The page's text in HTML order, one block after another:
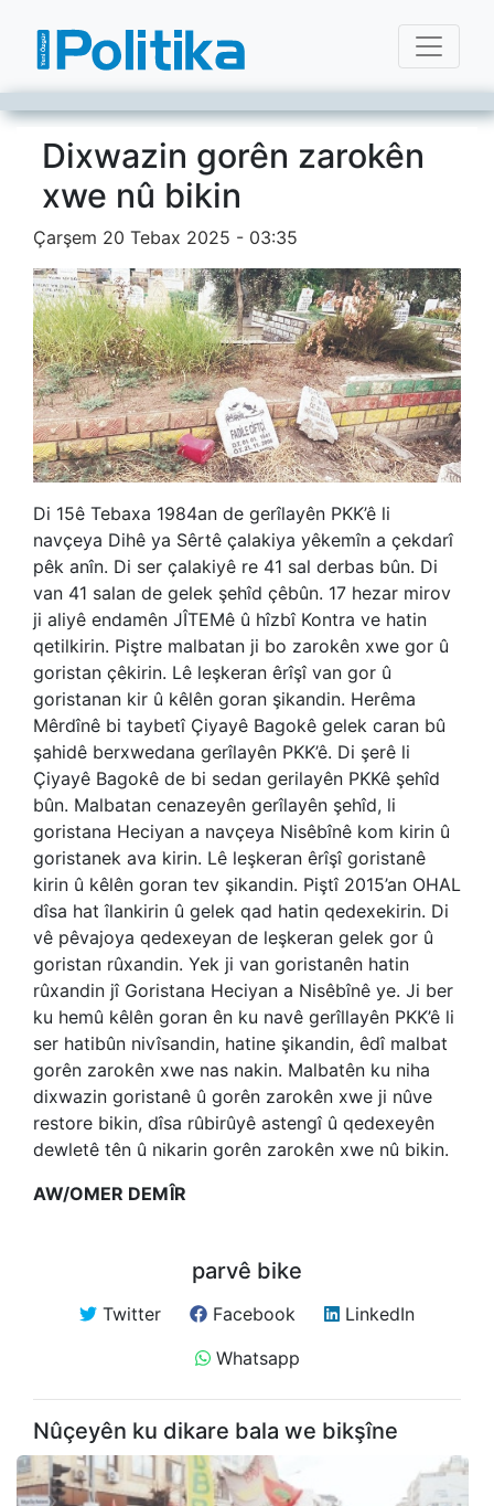
Dixwazin gorên zarokên
xwe nû bikin
Çarşem 20 Tebax 2025 - 03:35
Di 15ê Tebaxa 1984an de gerîlayên PKK’ê li
navçeya Dihê ya Sêrtê çalakiya yêkemîn a çekdarî
pêk anîn. Di ser çalakiyê re 41 sal derbas bûn. Di
van 41 salan de gelek şehîd çêbûn. 17 hezar mirov
ji aliyê endamên JÎTEMê û hîzbî Kontra ve hatin
qetilkirin. Piştre malbatan ji bo zarokên xwe gor û
goristan çêkirin. Lê leşkeran êrîşî van gor û
goristanan kir û kêlên goran şikandin. Herêma
Mêrdînê bi taybetî Çiyayê Bagokê gelek caran bû
şahidê berxwedana gerîlayên PKK’ê. Di şerê li
Çiyayê Bagokê de bi sedan gerilayên PKKê şehîd
bûn. Malbatan cenazeyên gerîlayên şehîd, li
goristana Heciyan a navçeya Nisêbînê kom kirin û
goristanek ava kirin. Lê leşkeran êrîşî goristanê
kirin û kêlên goran tev şikandin. Piştî 2015’an OHAL
dîsa hat îlankirin û gelek qad hatin qedexekirin. Di
vê pêvajoya qedexeyan de leşkeran gelek gor û
goristan rûxandin. Yek ji van goristanên hatin
rûxandin jî Goristana Heciyan a Nisêbînê ye. Ji ber
ku hemû kêlên goran ên ku navê gerîllayên PKK’ê li
ser hatibûn nivîsandin, hatine şikandin, êdî malbat
gorên zarokên xwe nas nakin. Malbatên ku niha
dixwazin goristanê û gorên zarokên xwe ji nûve
restore bikin, dîsa rûbirûyê astengî û qedexeyên
dewletê tên û nikarin gorên zarokên xwe nû bikin.
AW/OMER DEMÎR
parvê bike
Twitter Facebook
LinkedIn
Whatsapp
Nûçeyên ku dikare bala we bikşîne